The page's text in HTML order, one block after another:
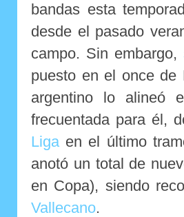
bandas esta
desde el pasado
campo. Sin embargo,
puesto en el once de
argentino lo alineó
frecuentada para él,
Liga en el último
anotó un total de
en Copa), siendo
Vallecano.